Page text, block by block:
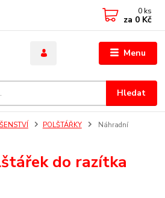
Menu
Hledat
0 ks
za 0 Kč
POLŠTÁŘKY
Náhradní
do razítka